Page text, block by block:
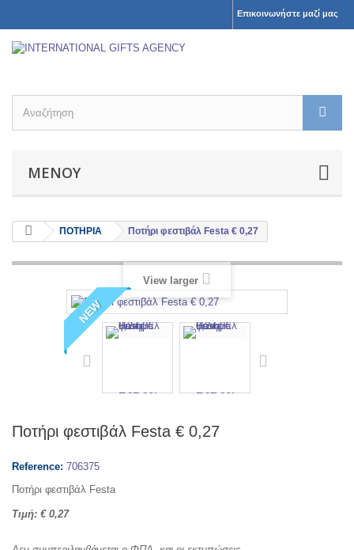
Επικοινωνήστε μαζί μας
ΜΕΝΟΎ
ΠΟΤΗΡΙΑ Ποτήρι φεστιβάλ Festa € 0,27
NEW
View larger
Ποτήρι φεστιβάλ Festa € 0,27
Reference: 706375
Ποτήρι φεστιβάλ Festa
Τιμή: € 0,27